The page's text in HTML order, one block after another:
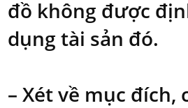
đồ không được
dụng tài sản đó.
– Xét về mục đích,